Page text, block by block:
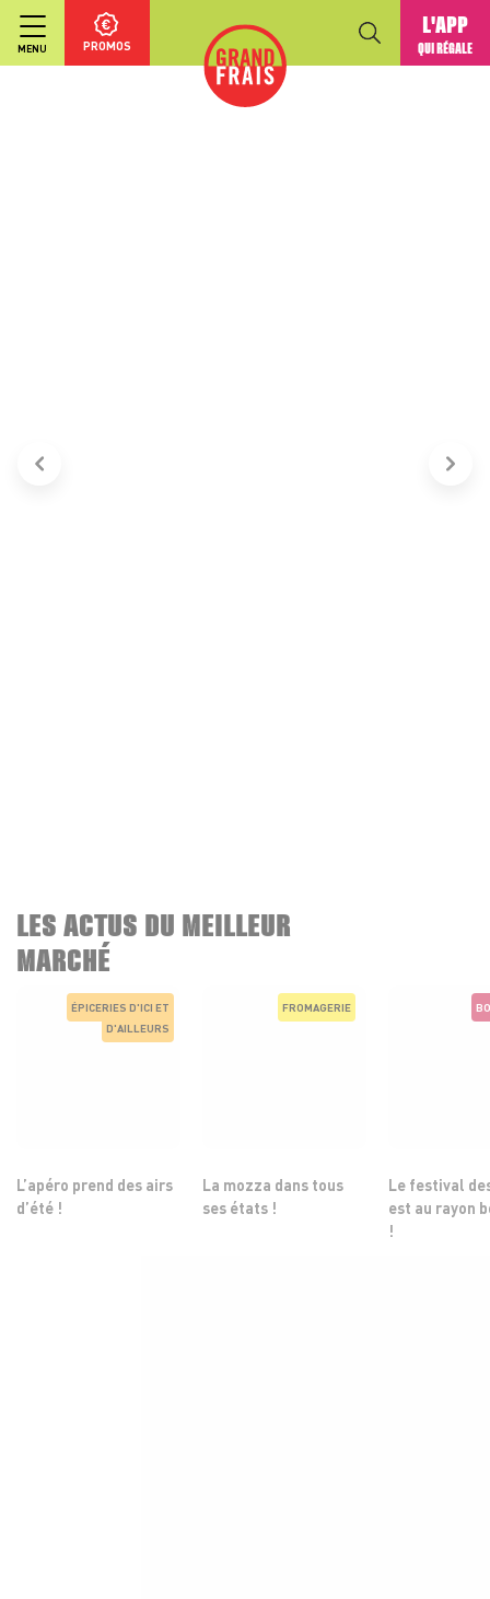
MENU PROMOS
L'APP
QUI RÉGALE
LES ACTUS DU MEILLEUR
MARCHÉ
ÉPICERIES D'ICI ET
D'AILLEURS
L’apéro prend des airs
d’été !
FROMAGERIE
La mozza dans tous
ses états !
Le festival
est au rayon
!